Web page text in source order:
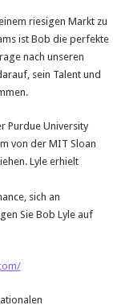
riesigen Markt zu
ist Bob die perfekte
nach unseren
sein Talent und
Purdue University
von der MIT Sloan
Lyle erhielt
sich an
Sie Bob Lyle auf